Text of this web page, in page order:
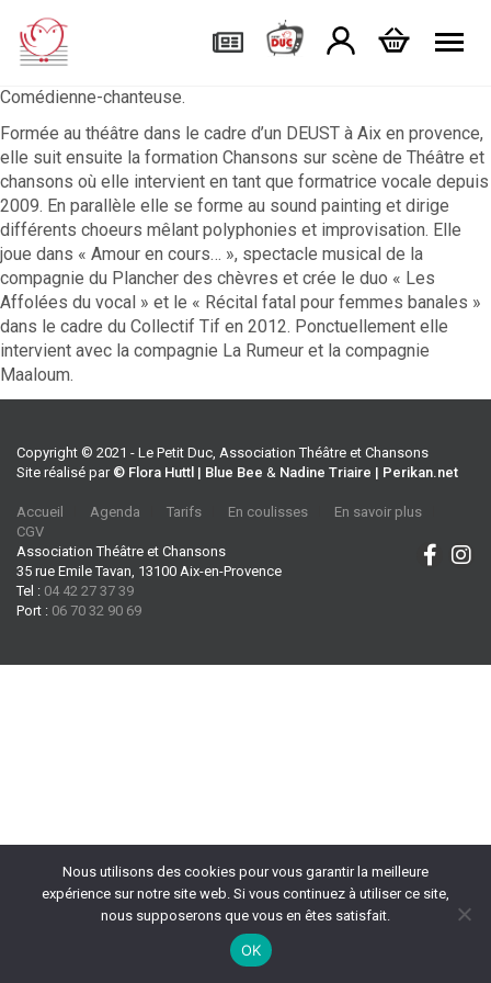
Comédienne-chanteuse.
Formée au théâtre dans le cadre d’un DEUST à Aix en provence,
elle suit ensuite la formation Chansons sur scène de Théâtre et
chansons où elle intervient en tant que formatrice vocale depuis
2009. En parallèle elle se forme au sound painting et dirige
différents choeurs mêlant polyphonies et improvisation. Elle
joue dans « Amour en cours… », spectacle musical de la
compagnie du Plancher des chèvres et crée le duo « Les
Affolées du vocal » et le « Récital fatal pour femmes banales »
dans le cadre du Collectif Tif en 2012. Ponctuellement elle
intervient avec la compagnie La Rumeur et la compagnie
Maaloum.
Copyright © 2021 - Le Petit Duc, Association Théâtre et Chansons
Site réalisé par © Flora Huttl | Blue Bee & Nadine Triaire | Perikan.net
Accueil Agenda Tarifs En coulisses
En savoir plus
CGV
Association Théâtre et Chansons
35 rue Emile Tavan, 13100 Aix-en-Provence
Tel : 04 42 27 37 39
Port : 06 70 32 90 69
Nous utilisons des cookies pour vous garantir la meilleure
expérience sur notre site web. Si vous continuez à utiliser ce site,
nous supposerons que vous en êtes satisfait.
OK